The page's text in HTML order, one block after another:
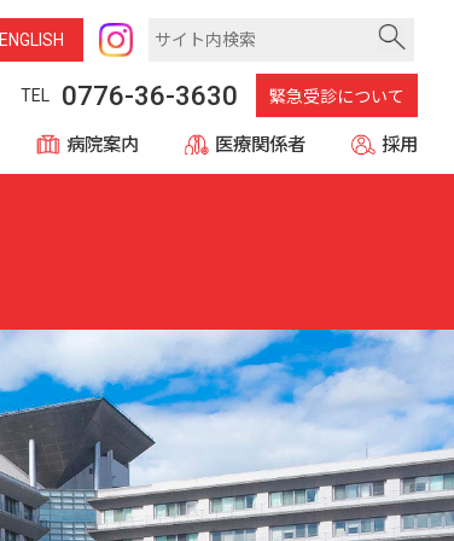
ENG LISH
TEL 0776-36-3630 緊急受診について
病院案内 医療関係者 採用